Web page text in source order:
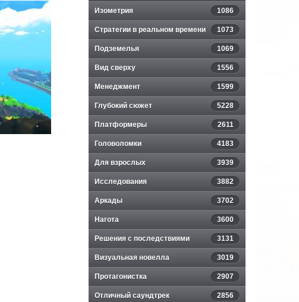
Изометрия 1086
Стратегии в реальном времени 1073
Подземелья 1069
Вид сверху 1556
Менеджмент 1599
Глубокий сюжет 5228
Платформеры 2611
Головоломки 4183
Для взрослых 3939
Исследования 3882
Аркады 3702
Нагота 3600
Решения с последствиями 3131
Визуальная новелла 3019
Протагонистка 2907
Отличный саундтрек 2856